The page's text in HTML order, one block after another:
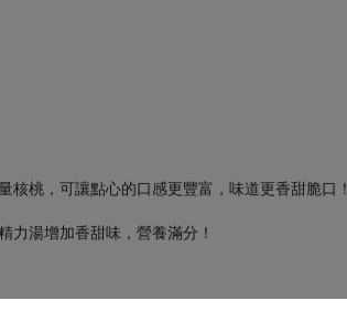
桃，可讓點心的口感更豐富，味道更香甜脆口！
湯增加香甜味，營養滿分！